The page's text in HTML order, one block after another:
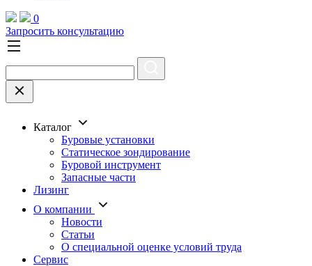
0
Запросить консультацию
Каталог
Буровые установки
Статическое зондирование
Буровой инструмент
Запасные части
Лизинг
О компании
Новости
Статьи
О специальной оценке условий труда
Сервис